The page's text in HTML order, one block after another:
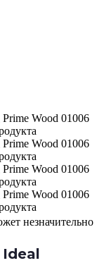
незначительно